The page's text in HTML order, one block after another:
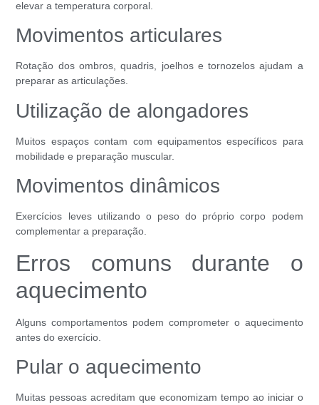
elevar a temperatura corporal.
Movimentos articulares
Rotação dos ombros, quadris, joelhos e tornozelos ajudam a
preparar as articulações.
Utilização de alongadores
Muitos espaços contam com equipamentos específicos para
mobilidade e preparação muscular.
Movimentos dinâmicos
Exercícios leves utilizando o peso do próprio corpo podem
complementar a preparação.
Erros comuns durante o
aquecimento
Alguns comportamentos podem comprometer o aquecimento
antes do exercício.
Pular o aquecimento
Muitas pessoas acreditam que economizam tempo ao iniciar o